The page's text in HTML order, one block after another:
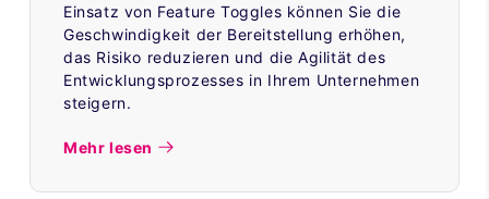
Einsatz von Feature Toggles können Sie die
Geschwindigkeit der Bereitstellung erhöhen,
das Risiko reduzieren und die Agilität des
Entwicklungsprozesses in Ihrem Unternehmen
steigern.
Mehr lesen